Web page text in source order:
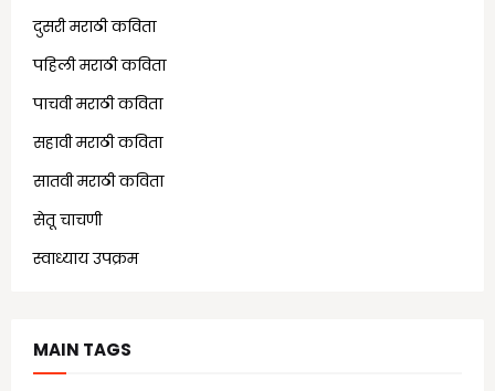
दुसरी मराठी कविता
पहिली मराठी कविता
पाचवी मराठी कविता
सहावी मराठी कविता
सातवी मराठी कविता
सेतू चाचणी
स्वाध्याय उपक्रम
MAIN TAGS